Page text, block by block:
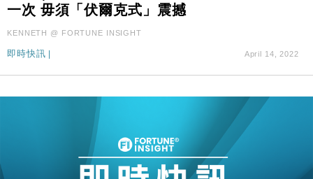
一次 毋須「伏爾克式」震撼
KENNETH @ FORTUNE INSIGHT
即時快訊 April 14, 2022